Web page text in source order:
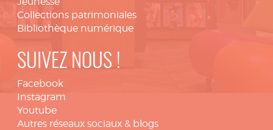
Collections patrimoniales
Bibliothèque numérique
SUIVEZ NOUS !
Facebook
Instagram
Youtube
Autres réseaux sociaux & blogs